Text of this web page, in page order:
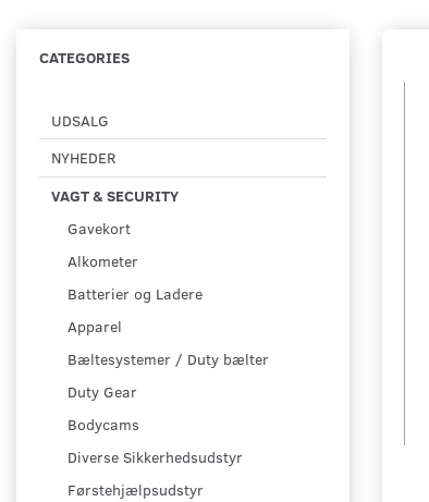
CATEGORIES
UDSALG
NYHEDER
VAGT & SECURITY
Gavekort
Alkometer
Batterier og Ladere
Apparel
Bæltesystemer / Duty bælter
Duty Gear
Bodycams
Diverse Sikkerhedsudstyr
Førstehjælpsudstyr